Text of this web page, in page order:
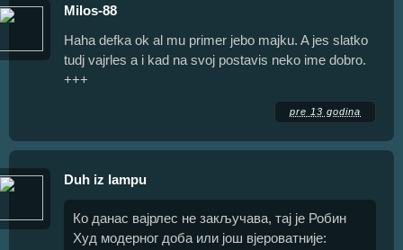
Milos-88
Haha defka ok al mu primer jebo majku. A jes slatko
tudj vajrles a i kad na svoj postavis neko ime dobro.
+++
pre 13 godina
Duh iz lampu
Ко данас вајрлес не закључава, тај је Робин
Худ модерног доба или још вјероватније: